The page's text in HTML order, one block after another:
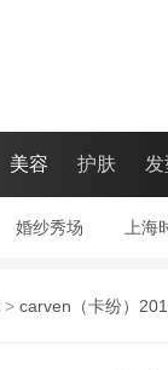
美容 护肤
婚纱秀场 上海
> carven（卡纷）